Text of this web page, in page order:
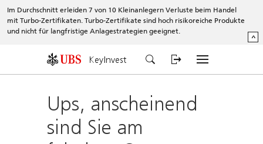
Im Durchschnitt erleiden 7 von 10 Kleinanlegern Verluste beim Handel
mit Turbo-Zertifikaten. Turbo-Zertifikate sind hoch risikoreiche Produkte
und nicht für langfristige Anlagestrategien geeignet.
^
KeyInvest
Ups, anscheinend
sind Sie am